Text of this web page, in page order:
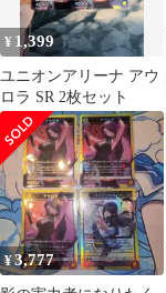
¥ 1,399
ユニオンアリーナ アウ
ロラ SR 2枚セット
¥3,777